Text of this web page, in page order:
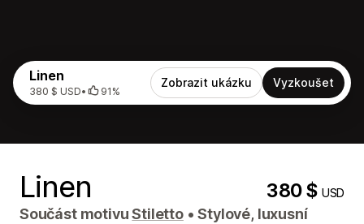
Linen
380 $ USD• 91%
Zobrazit ukázku Vyzkoušet
Linen 380 $USD
Součást motivuStiletto • Stylové, luxusní